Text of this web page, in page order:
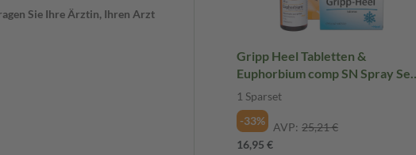
Sie Ihre Ärztin, Ihren Arzt
Gripp Heel Tabletten &
Euphorbium comp SN Spray Set
1 Sparset
1 Sparset
-33%
AVP: 25,21 €
16,95 €